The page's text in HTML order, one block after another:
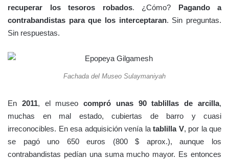
recuperar los tesoros robados. ¿Cómo? Pagando a
contrabandistas para que los interceptaran. Sin preguntas.
Sin respuestas.
Fachada del Museo Sulaymaniyah
En 2011, el museo compró unas 90 tablillas de arcilla,
muchas en mal estado, cubiertas de barro y cuasi
irreconocibles. En esa adquisición venía latablilla V, por la que
se pagó uno 650 euros (800 $ aprox.), aunque los
contrabandistas pedían una suma mucho mayor. Es entonces